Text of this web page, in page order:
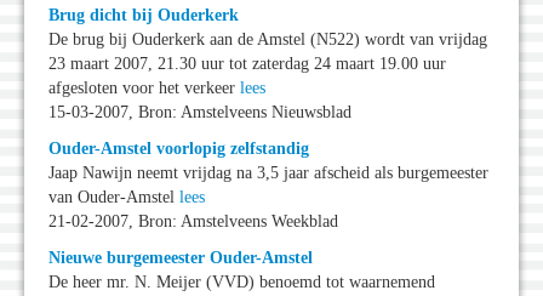
Brug dicht bij Ouderkerk
De brug bij Ouderkerk aan de Amstel (N522) wordt van vrijdag
23 maart 2007, 21.30 uur tot zaterdag 24 maart 19.00 uur
afgesloten voor het verkeer lees
15-03-2007, Bron: Amstelveens Nieuwsblad
Ouder-Amstel voorlopig zelfstandig
Jaap Nawijn neemt vrijdag na 3,5 jaar afscheid als burgemeester
van Ouder-Amstel lees
21-02-2007, Bron: Amstelveens Weekblad
Nieuwe burgemeester Ouder-Amstel
De heer mr. N. Meijer (VVD) benoemd tot waarnemend